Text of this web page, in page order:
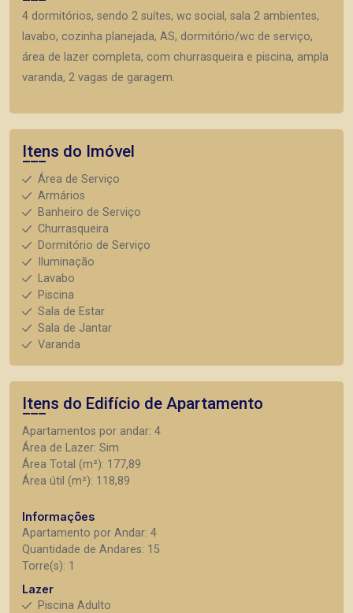
4 dormitórios, sendo 2 suítes, wc social, sala 2 ambientes,
lavabo, cozinha planejada, AS, dormitório/wc de serviço,
área de lazer completa, com churrasqueira e piscina, ampla
varanda, 2 vagas de garagem.
Itens do Imóvel
Área de Serviço
Armários
Banheiro de Serviço
Churrasqueira
Dormitório de Serviço
Iluminação
Lavabo
Piscina
Sala de Estar
Sala de Jantar
Varanda
Itens do Edifício de Apartamento
Apartamentos por andar: 4
Área de Lazer: Sim
Área Total (m²): 177,89
Área útil (m²): 118,89
Informações
Apartamento por Andar: 4
Quantidade de Andares: 15
Torre(s): 1
Lazer
Piscina Adulto